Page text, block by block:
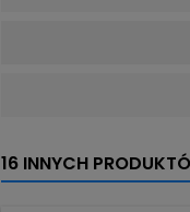
16 INNYCH